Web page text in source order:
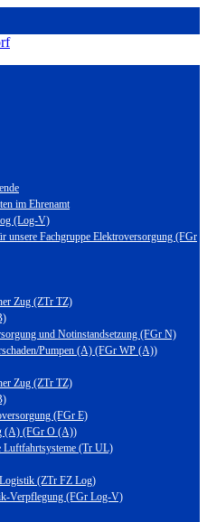
im Ehrenamt
(Log-V)
unsere Fachgruppe Elektroversorgung (FGr
Zug (ZTr TZ)
und Notinstandsetzung (FGr N)
Pumpen (A) (FGr WP (A))
Zug (ZTr TZ)
(FGr E)
(A) (FGr O (A))
Luftfahrtsysteme (Tr UL)
(ZTr FZ Log)
Verpflegung (FGr Log-V)